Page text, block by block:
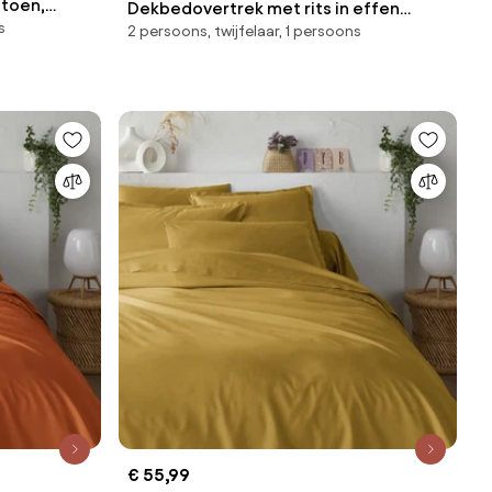
Dekbedovertrek met rits in effen
katoen, Scénario
2 persoons, twijfelaar, 1 persoons
€ 55,99